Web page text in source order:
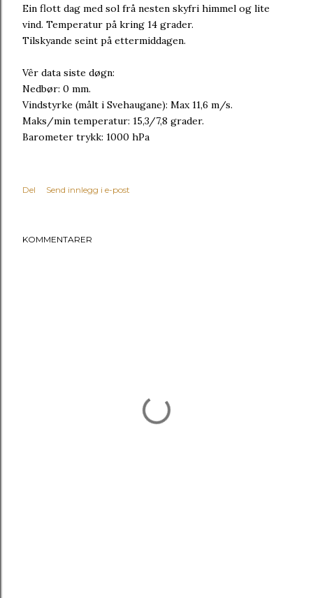
Ein flott dag med sol frå nesten skyfri himmel og lite
vind. Temperatur på kring 14 grader.
Tilskyande seint på ettermiddagen.
Vêr data siste døgn:
Nedbør: 0 mm.
Vindstyrke (målt i Svehaugane): Max 11,6 m/s.
Maks/min temperatur: 15,3/7,8 grader.
Barometer trykk: 1000 hPa
Del Send innlegg i e-post
KOMMENTARER